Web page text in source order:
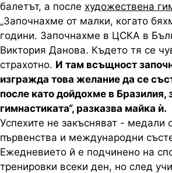
балетът, а после художествена
„Започнахме от малки, когато
години. Започнахме в ЦСКА в
Виктория Данова. Където тя се
страхотно. И там всъщност
изгражда това желание да се
после като дойдохме в Бразилия,
гимнастиката“, разказва майка ѝ.
Успехите не закъсняват - медали
първенства и международни
Ежедневието й е подчинено на
тренировки всеки ден, но след